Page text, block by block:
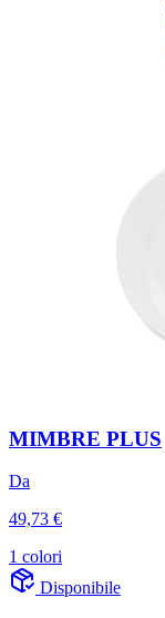
MIMBRE PLUS
Da
49,73 €
1 colori
Disponibile